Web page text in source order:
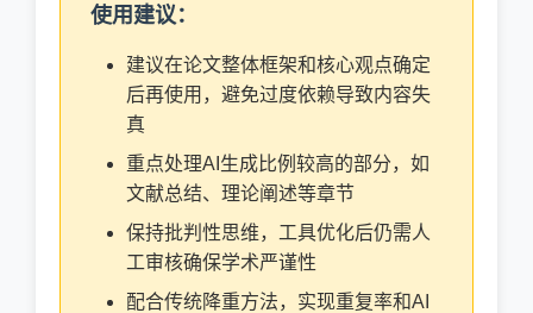
使用建议：
建议在论文整体框架和核心观点确定
后再使用，避免过度依赖导致内容失
真
重点处理AI生成比例较高的部分，如
文献总结、理论阐述等章节
保持批判性思维，工具优化后仍需人
工审核确保学术严谨性
配合传统降重方法，实现重复率和AI